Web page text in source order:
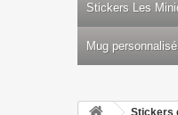
Stickers Les
Mug
Stickers